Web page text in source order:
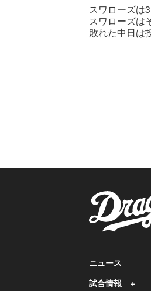
スワローズは
スワローズは
敗れた中日は
ニュース
試合情報